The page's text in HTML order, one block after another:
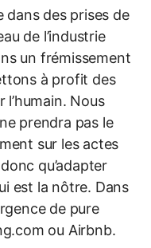
dans des prises de
de l’industrie
un frémissement
à profit des
Nous
prendra pas le
sur les actes
qu’adapter
est la nôtre. Dans
de pure
ou Airbnb.